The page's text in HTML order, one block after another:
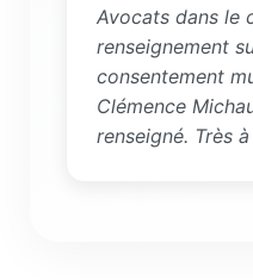
Avocats dans le
renseignement
consentement
Clémence
renseigné. Très